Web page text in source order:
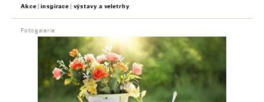
Akce inspirace výstavy a veletrhy
Fotogalerie